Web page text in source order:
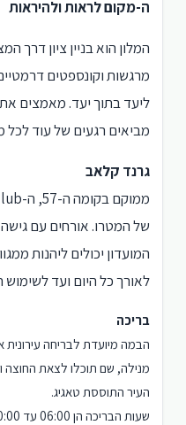
ה-מקום לראות ולהיראות
המלון הוא בניין ציון דרך
מרגשות וקונספטים
מביאים רגעים של עוד לכל
גרנד קלאב
של המטרו. אורחים עם
המועדון יכולים ליהנות
לאורך כל היום ועד
בריכה
מנילה, שם תוכלו לצאת
העיר התוססת טאגיג.
שעות הבריכה הן 06:00 עד 20:00.